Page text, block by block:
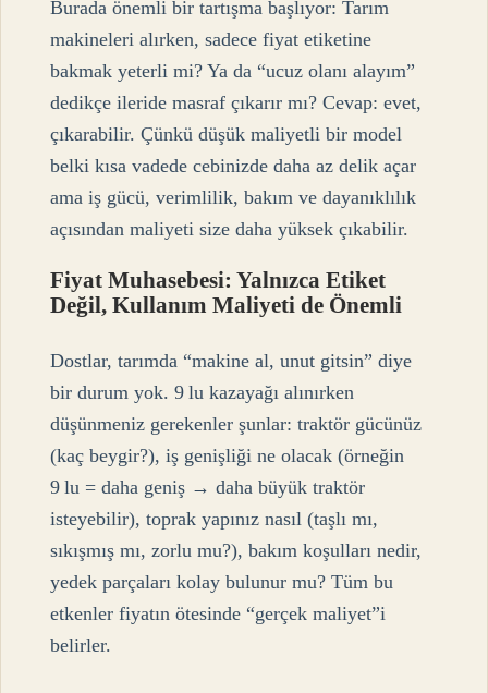
Burada önemli bir tartışma başlıyor: Tarım
makineleri alırken, sadece fiyat etiketine
bakmak yeterli mi? Ya da “ucuz olanı alayım”
dedikçe ileride masraf çıkarır mı? Cevap: evet,
çıkarabilir. Çünkü düşük maliyetli bir model
belki kısa vadede cebinizde daha az delik açar
ama iş gücü, verimlilik, bakım ve dayanıklılık
açısından maliyeti size daha yüksek çıkabilir.
Fiyat Muhasebesi: Yalnızca Etiket
Değil, Kullanım Maliyeti de Önemli
Dostlar, tarımda “makine al, unut gitsin” diye
bir durum yok. 9 lu kazayağı alınırken
düşünmeniz gerekenler şunlar: traktör gücünüz
(kaç beygir?), iş genişliği ne olacak (örneğin
9 lu = daha geniş → daha büyük traktör
isteyebilir), toprak yapınız nasıl (taşlı mı,
sıkışmış mı, zorlu mu?), bakım koşulları nedir,
yedek parçaları kolay bulunur mu? Tüm bu
etkenler fiyatın ötesinde “gerçek maliyet”i
belirler.